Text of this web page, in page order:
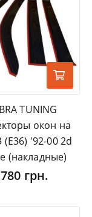
TUNING
окон на
(E36) '92-00 2d
(накладные)
грн.